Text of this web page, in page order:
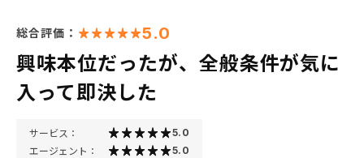
総合評価： 5.0
興味本位だったが、全般条件が気に
入って即決した
サービス： 5.0
エージェント： 5.0